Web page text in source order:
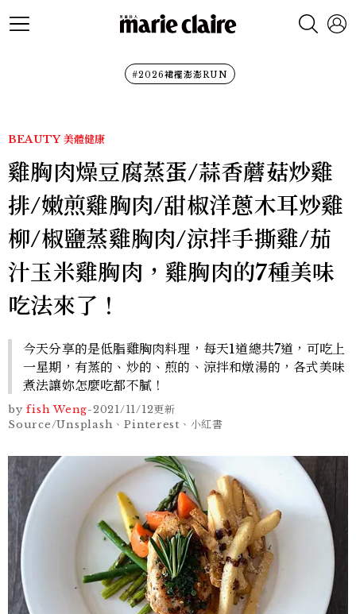
#2026裙襬澎澎RUN
BEAUTY 美體健康
雞胸肉燥豆腐蒸蛋/蒜香蘑菇炒雞
排/嫩煎雞胸肉/甜椒洋蔥木耳炒雞
柳/椒鹽蒸雞胸肉/涼拌手撕雞/茄
汁玉米雞胸肉，雞胸肉的7種美味
吃法來了！
今天分享的是低脂雞胸肉料理，每天1道總共7道，可吃上
一星期，有蒸的、炒的、煎的、涼拌和燉湯的，各式美味
煮法讓妳怎麼吃都不膩！
by fish Weng-2021/11/12更新
Source/Unsplash、Pinterest、小紅書